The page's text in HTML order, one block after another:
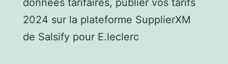
2024 sur la plateforme SupplierXM
de Salsify pour E.leclerc